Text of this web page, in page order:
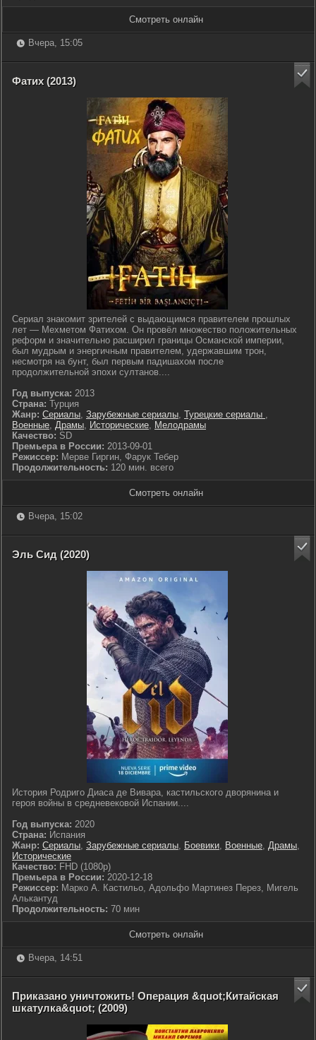
Смотреть онлайн
Вчера, 15:05
Фатих (2013)
Сериал знакомит зрителей с выдающимся правителем прошлых
лет — Мехметом Фатихом. Он провёл множество положительных
реформ и значительно расширил границы Османской империи,
был мудрым и энергичным правителем, удержавшим трон,
несмотря на бунт, был первым падишахом после
продолжительной эпохи султанов....
Год выпуска: 2013
Страна: Турция
Жанр: Сериалы, Зарубежные сериалы, Турецкие сериалы ,
Военные, Драмы, Исторические, Мелодрамы
Качество: SD
Премьера в России: 2013-09-01
Режиссер: Мерве Гиргин, Фарук Тебер
Продолжительность: 120 мин. всего
Смотреть онлайн
Вчера, 15:02
Эль Сид (2020)
История Родриго Диаса де Вивара, кастильского дворянина и
героя войны в средневековой Испании....
Год выпуска: 2020
Страна: Испания
Жанр: Сериалы, Зарубежные сериалы, Боевики, Военные, Драмы,
Исторические
Качество: FHD (1080p)
Премьера в России: 2020-12-18
Режиссер: Марко А. Кастильо, Адольфо Мартинез Перез, Мигель
Алькантуд
Продолжительность: 70 мин
Смотреть онлайн
Вчера, 14:51
Приказано уничтожить! Операция &quot;Китайская
шкатулка&quot; (2009)